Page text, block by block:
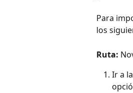
Para
los
Ruta:
Ir a